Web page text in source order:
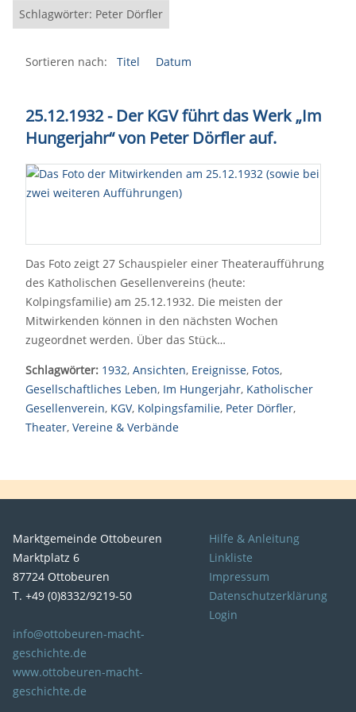
Schlagwörter: Peter Dörfler
Sortieren nach: Titel Datum
25.12.1932 - Der KGV führt das Werk „Im
Hungerjahr“ von Peter Dörfler auf.
Das Foto zeigt 27 Schauspieler einer Theateraufführung
des Katholischen Gesellenvereins (heute:
Kolpingsfamilie) am 25.12.1932. Die meisten der
Mitwirkenden können in den nächsten Wochen
zugeordnet werden. Über das Stück…
Schlagwörter: 1932, Ansichten, Ereignisse, Fotos,
Gesellschaftliches Leben, Im Hungerjahr, Katholischer
Gesellenverein, KGV, Kolpingsfamilie, Peter Dörfler,
Theater, Vereine & Verbände
Marktgemeinde Ottobeuren
Marktplatz 6
87724 Ottobeuren
T. +49 (0)8332/9219-50
info@ottobeuren-macht-
geschichte.de
www.ottobeuren-macht-
geschichte.de
Hilfe & Anleitung
Linkliste
Impressum
Datenschutzerklärung
Login